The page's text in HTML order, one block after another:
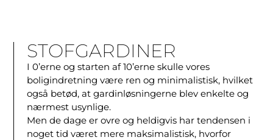
STOFGARDINER
I 0’erne og starten af 10’erne skulle vores
boligindretning være ren og minimalistisk, hvilket
også betød, at gardinløsningerne blev enkelte og
nærmest usynlige.
Men de dage er ovre og heldigvis har tendensen i
noget tid været mere maksimalistisk, hvorfor